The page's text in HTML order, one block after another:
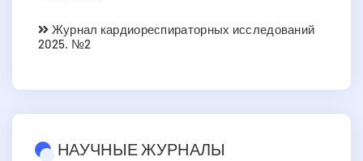
Журнал кардиореспираторных исследований
2025. №2
НАУЧНЫЕ ЖУРНАЛЫ